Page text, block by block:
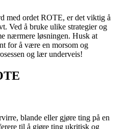
med ordet ROTE, er det viktig å
Ved å bruke ulike strategier og
nærmere løsningen. Husk at
for å være en morsom og
og lær underveis!
blande eller gjøre ting på en
til å gjøre ting ukritisk og